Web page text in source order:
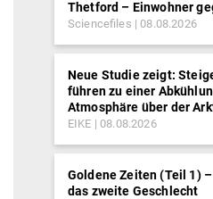
Thetford – Einwohner
Sciencefiles 08.08.2026
Neue Studie zeigt:
führen zu einer
Atmosphäre über der
EIKE 08.08.2026
Goldene Zeiten (Teil 1)
das zweite Geschlecht